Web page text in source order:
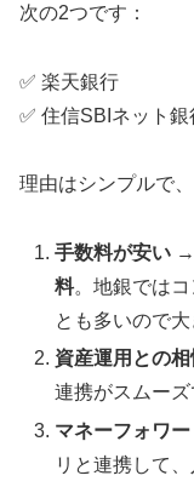
次の2つです：
✅ 楽天銀行
✅ 住信SBIネット銀
理由はシンプルで
手数料が安い →
料。地銀では
とも多いので大
資産運用との
連携がスムー
マネーフォワ
リと連携して